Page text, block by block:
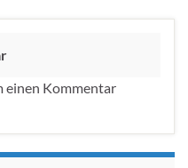
einen Kommentar